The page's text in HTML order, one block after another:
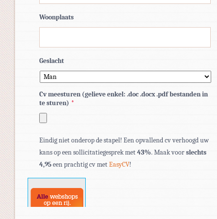
Woonplaats
Geslacht
Cv meesturen (gelieve enkel: .doc .docx .pdf bestanden in
te sturen) *
bestandstypen:
pdf,
doc,
docx.
Eindig niet onderop de stapel! Een opvallend cv verhoogd uw
kans op een sollicitatiegesprek met43%. Maak voorslechts
4,95een prachtig cv metEasyCV!